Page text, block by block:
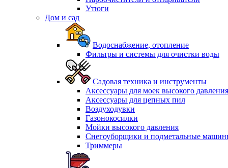
Утюги
Дом и сад
Водоснабжение, отопление
Фильтры и системы для очистки воды
Садовая техника и инструменты
Аксессуары для моек высокого давления
Аксессуары для цепных пил
Воздуходувки
Газонокосилки
Мойки высокого давления
Снегоуборщики и подметальные
Триммеры